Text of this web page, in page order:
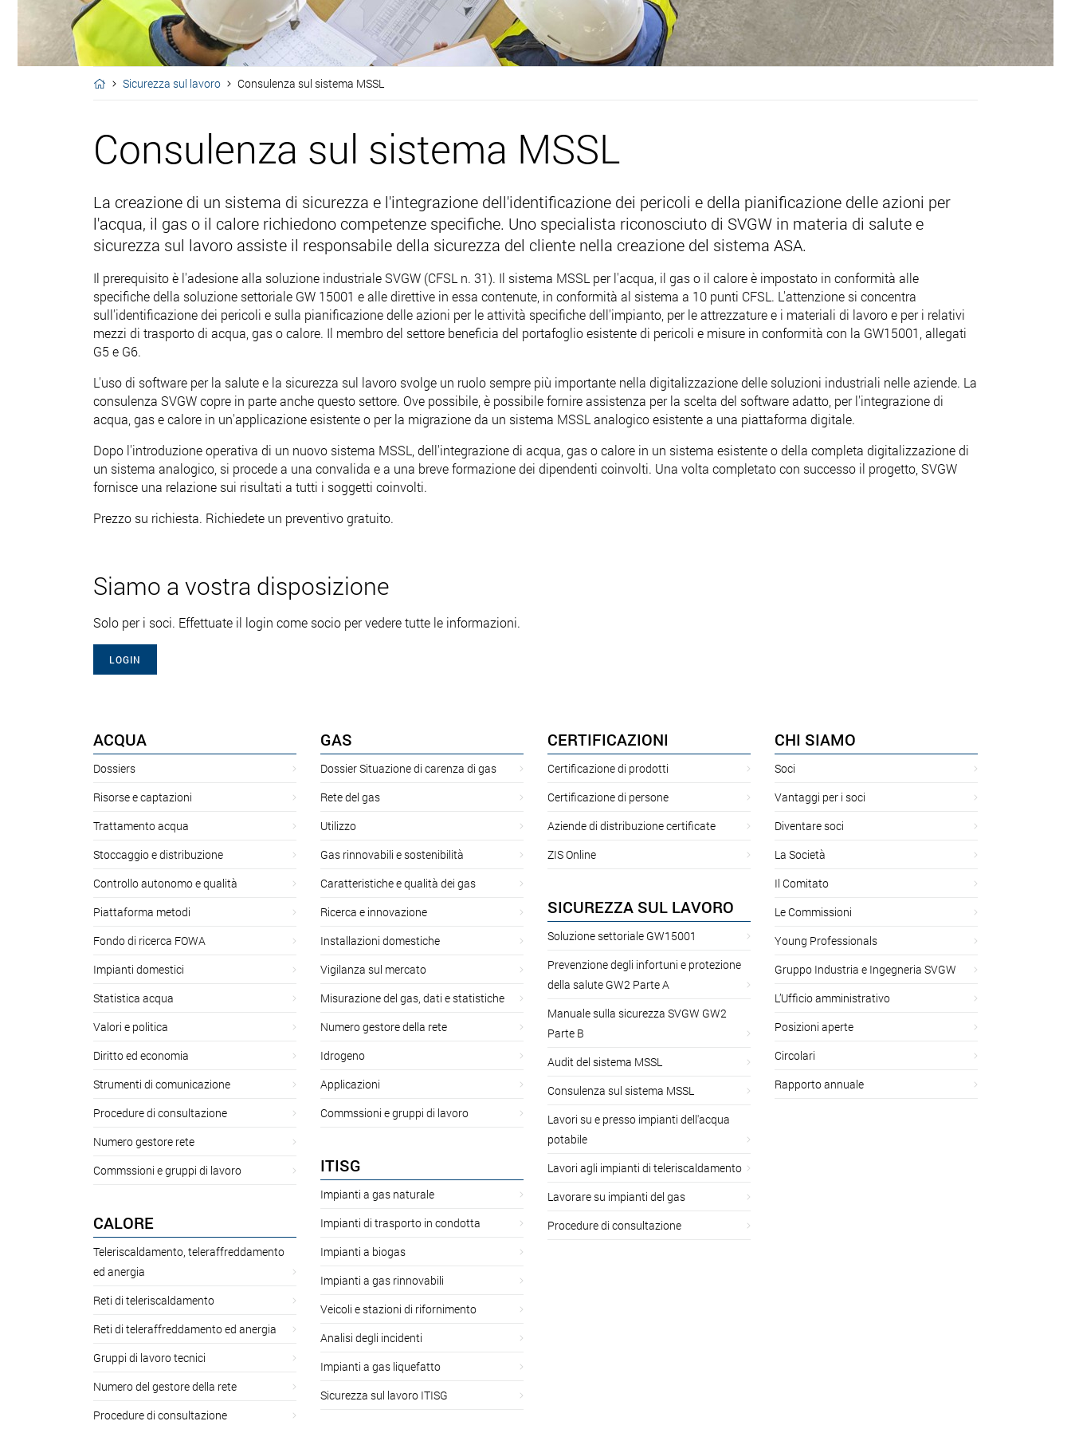
Sicurezza sul lavoro Consulenza sul sistema MSSL
Consulenza sul sistema MSSL
La creazione di un sistema di sicurezza e l'integrazione dell'identificazione dei pericoli e della pianificazione delle azioni per
l'acqua, il gas o il calore richiedono competenze specifiche. Uno specialista riconosciuto di SVGW in materia di salute e
sicurezza sul lavoro assiste il responsabile della sicurezza del cliente nella creazione del sistema ASA.
Il prerequisito è l'adesione alla soluzione industriale SVGW (CFSL n. 31). Il sistema MSSL per l'acqua, il gas o il calore è impostato in conformità alle
specifiche della soluzione settoriale GW 15001 e alle direttive in essa contenute, in conformità al sistema a 10 punti CFSL. L'attenzione si concentra
sull'identificazione dei pericoli e sulla pianificazione delle azioni per le attività specifiche dell'impianto, per le attrezzature e i materiali di lavoro e per i relativi
mezzi di trasporto di acqua, gas o calore. Il membro del settore beneficia del portafoglio esistente di pericoli e misure in conformità con la GW15001, allegati
G5 e G6.
L'uso di software per la salute e la sicurezza sul lavoro svolge un ruolo sempre più importante nella digitalizzazione delle soluzioni industriali nelle aziende. La
consulenza SVGW copre in parte anche questo settore. Ove possibile, è possibile fornire assistenza per la scelta del software adatto, per l'integrazione di
acqua, gas e calore in un'applicazione esistente o per la migrazione da un sistema MSSL analogico esistente a una piattaforma digitale.
Dopo l'introduzione operativa di un nuovo sistema MSSL, dell'integrazione di acqua, gas o calore in un sistema esistente o della completa digitalizzazione di
un sistema analogico, si procede a una convalida e a una breve formazione dei dipendenti coinvolti. Una volta completato con successo il progetto, SVGW
fornisce una relazione sui risultati a tutti i soggetti coinvolti.
Prezzo su richiesta. Richiedete un preventivo gratuito.
Siamo a vostra disposizione
Solo per i soci. Effettuate il login come socio per vedere tutte le informazioni.
LOGIN
ACQUA
Dossiers
Risorse e captazioni
Trattamento acqua
Stoccaggio e distribuzione
Controllo autonomo e qualità
Piattaforma metodi
Fondo di ricerca FOWA
Impianti domestici
Statistica acqua
Valori e politica
Diritto ed economia
Strumenti di comunicazione
Procedure di consultazione
Numero gestore rete
Commssioni e gruppi di lavoro
CALORE
Teleriscaldamento, teleraffreddamento
ed anergia
Reti di teleriscaldamento
Reti di teleraffreddamento ed anergia
Gruppi di lavoro tecnici
Numero del gestore della rete
Procedure di consultazione
GAS
Dossier Situazione di carenza di gas
Rete del gas
Utilizzo
Gas rinnovabili e sostenibilità
Caratteristiche e qualità dei gas
Ricerca e innovazione
Installazioni domestiche
Vigilanza sul mercato
Misurazione del gas, dati e statistiche
Numero gestore della rete
Idrogeno
Applicazioni
Commssioni e gruppi di lavoro
ITISG
Impianti a gas naturale
Impianti di trasporto in condotta
Impianti a biogas
Impianti a gas rinnovabili
Veicoli e stazioni di rifornimento
Analisi degli incidenti
Impianti a gas liquefatto
Sicurezza sul lavoro ITISG
CERTIFICAZIONI
Certificazione di prodotti
Certificazione di persone
Aziende di distribuzione certificate
ZIS Online
SICUREZZA SUL LAVORO
Soluzione settoriale GW15001
Prevenzione degli infortuni e protezione
della salute GW2 Parte A
Manuale sulla sicurezza SVGW GW2
Parte B
Audit del sistema MSSL
Consulenza sul sistema MSSL
Lavori su e presso impianti dell'acqua
potabile
Lavori agli impianti di teleriscaldamento
Lavorare su impianti del gas
Procedure di consultazione
CHI SIAMO
Soci
Vantaggi per i soci
Diventare soci
La Società
Il Comitato
Le Commissioni
Young Professionals
Gruppo Industria e Ingegneria SVGW
L’Ufficio amministrativo
Posizioni aperte
Circolari
Rapporto annuale